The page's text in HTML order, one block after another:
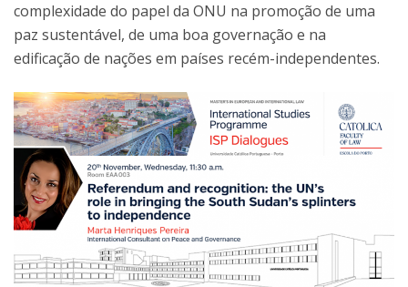
complexidade do papel da ONU na promoção de uma
paz sustentável, de uma boa governação e na
edificação de nações em países recém-independentes.